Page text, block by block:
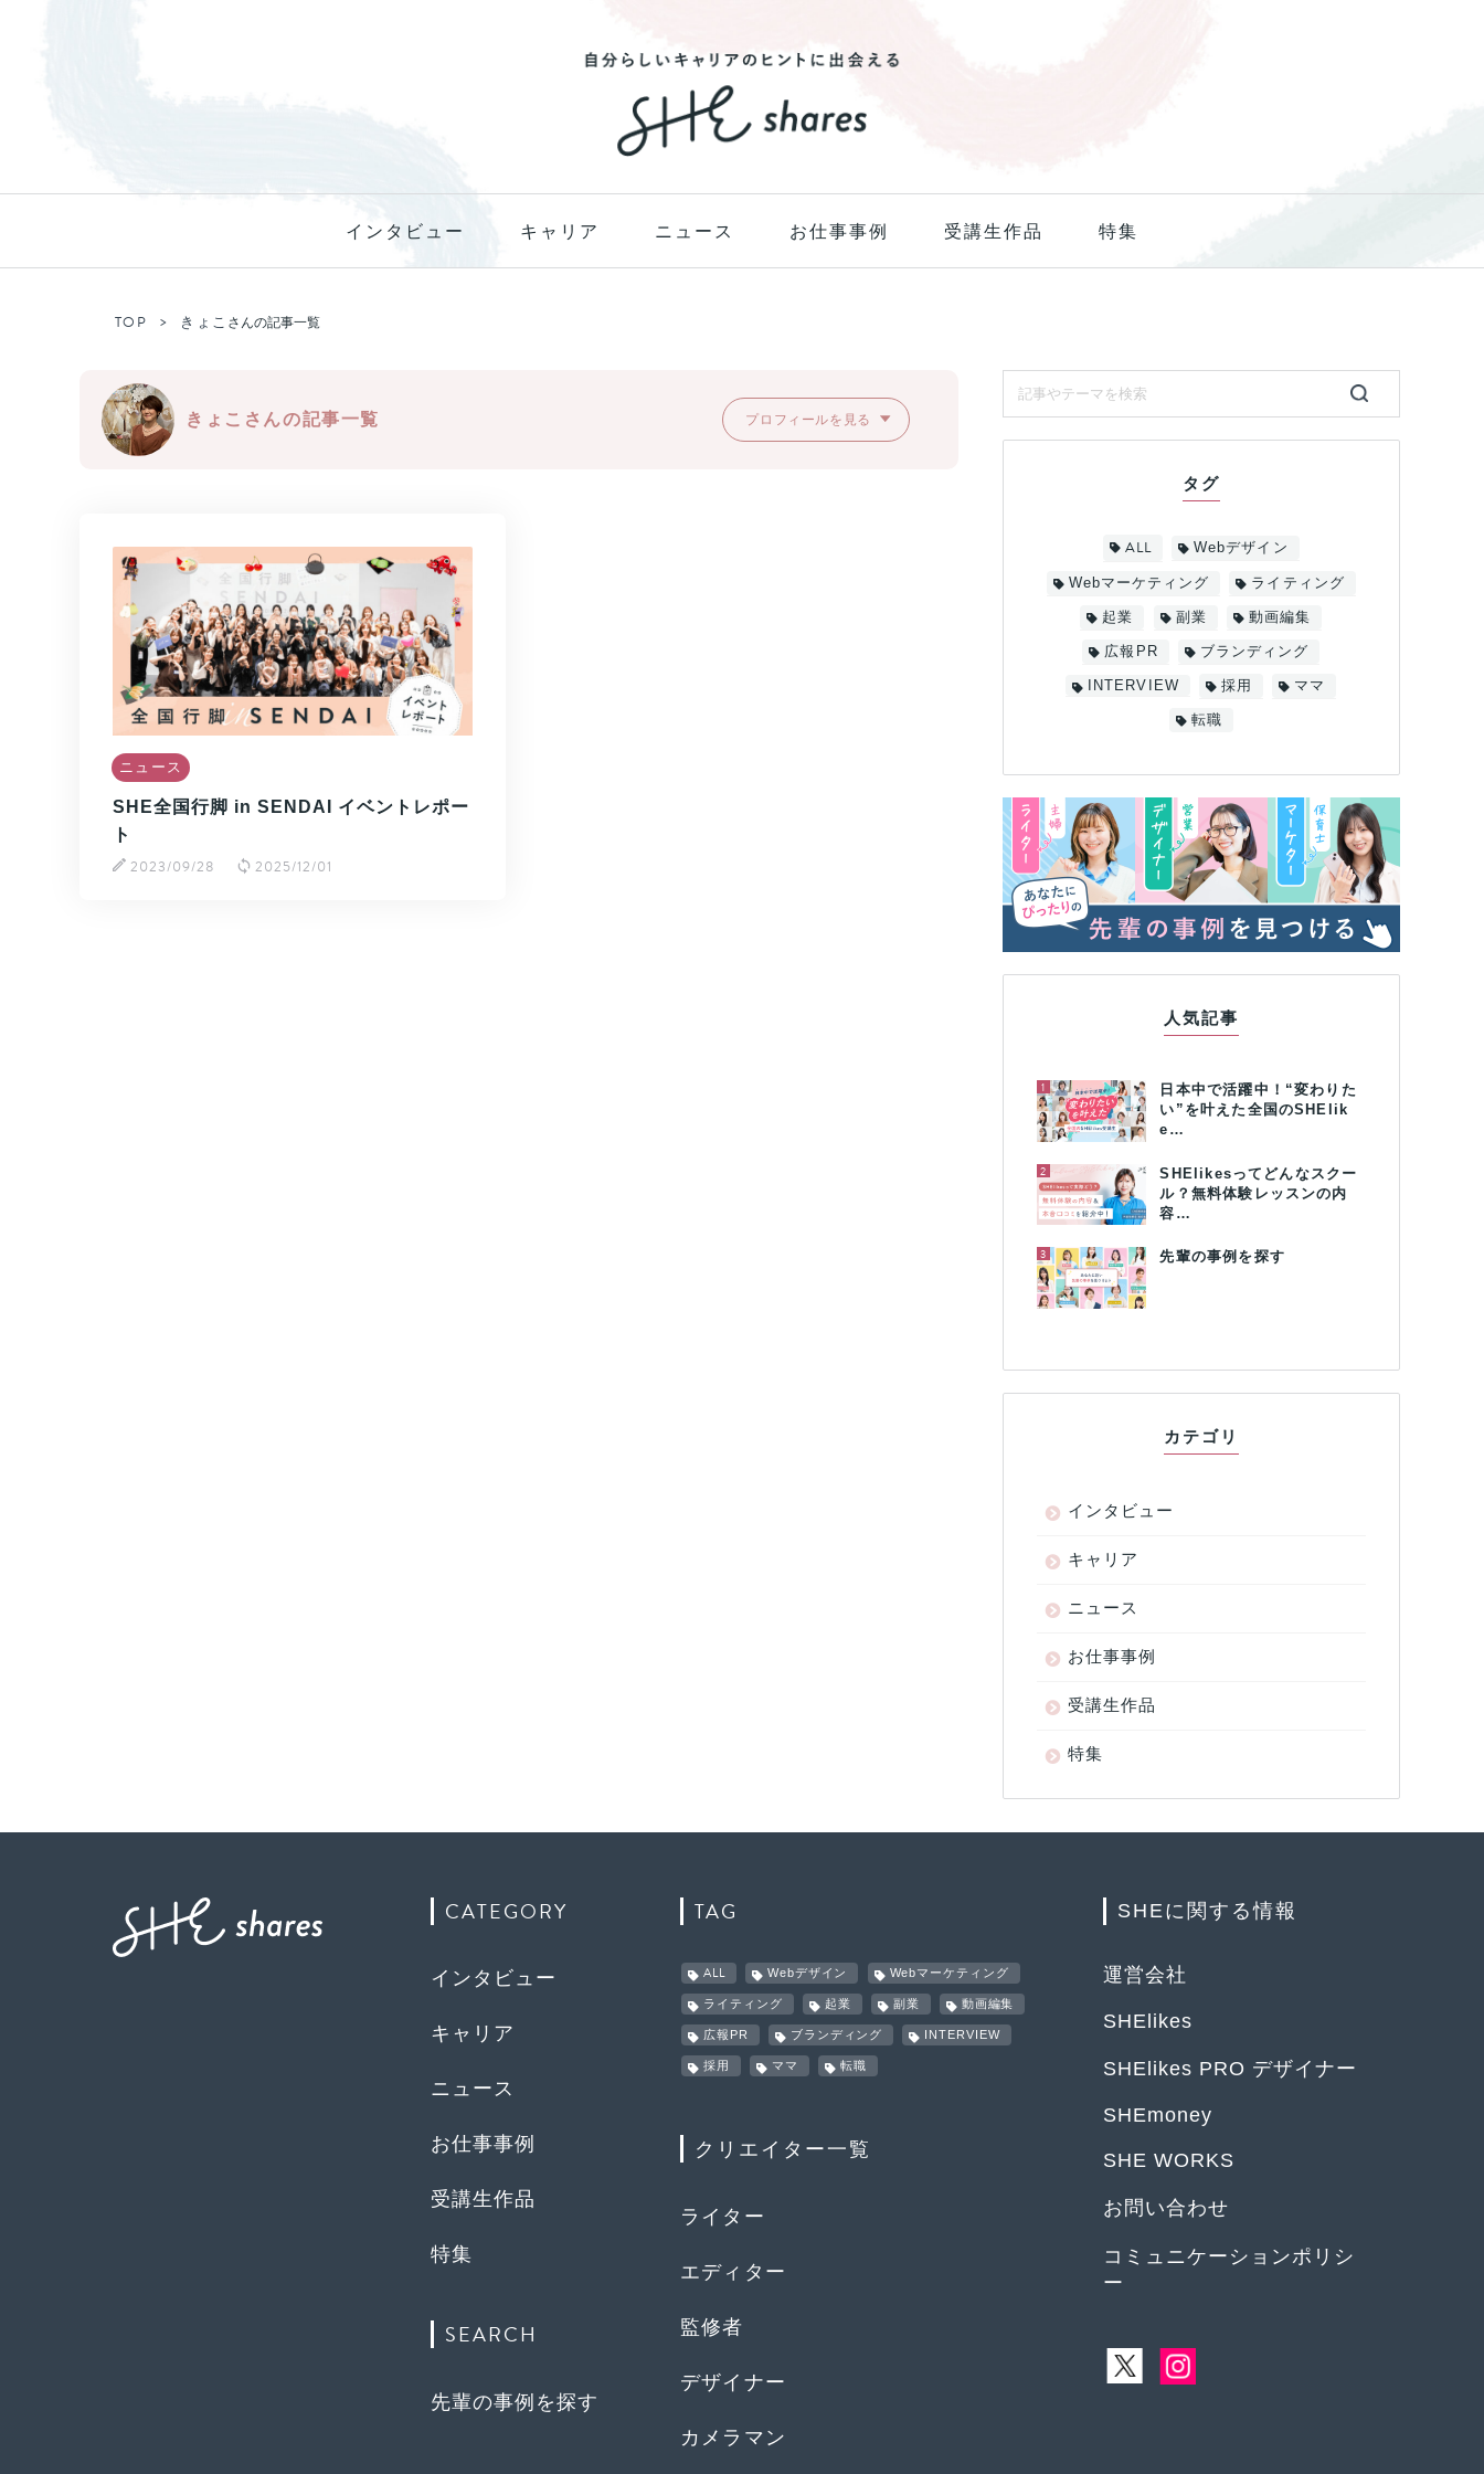
インタビュー キャリア ニュース お仕事事例 受講生作品 特集
TOP きょこ さんの記事一覧
きょこさんの記事一覧 プロフィールを見る
ニュース
SHE全国行脚 in SENDAI イベントレポー
ト
2023/09/28 2025/12/01
タグ
ALL Webデザイン
Webマーケティング ライティング
起業 副業 動画編集
広報PR ブランディング
INTERVIEW 採用 ママ
転職
人気記事
1
日本中で活躍中！“変わりた
い”を叶えた全国のSHElik
e…
2
SHElikesってどんなスクー
ル？無料体験レッスンの内
容…
3 先輩の事例を探す
カテゴリ
インタビュー
キャリア
ニュース
お仕事事例
受講生作品
特集
CATEGORY
インタビュー
キャリア
ニュース
お仕事事例
受講生作品
特集
SEARCH
先輩の事例を探す
TAG
ALL Webデザイン Webマーケティング
ライティング 起業 副業 動画編集
広報PR ブランディング INTERVIEW
採用 ママ 転職
クリエイター一覧
ライター
エディター
監修者
デザイナー
カメラマン
SHEに関する情報
運営会社
SHElikes
SHElikes PRO デザイナー
SHEmoney
SHE WORKS
お問い合わせ
コミュニケーションポリシ
ー